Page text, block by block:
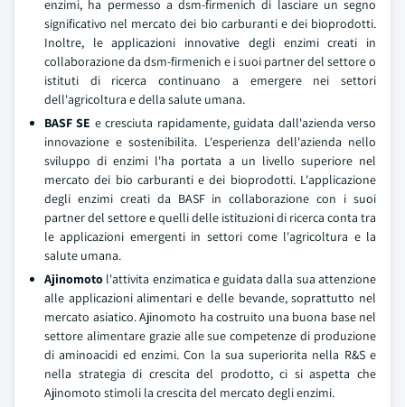
enzimi, ha permesso a dsm-firmenich di lasciare un segno
significativo nel mercato dei bio carburanti e dei bioprodotti.
Inoltre, le applicazioni innovative degli enzimi creati in
collaborazione da dsm-firmenich e i suoi partner del settore o
istituti di ricerca continuano a emergere nei settori
dell'agricoltura e della salute umana.
BASF SE e cresciuta rapidamente, guidata dall'azienda verso
innovazione e sostenibilita. L'esperienza dell'azienda nello
sviluppo di enzimi l'ha portata a un livello superiore nel
mercato dei bio carburanti e dei bioprodotti. L'applicazione
degli enzimi creati da BASF in collaborazione con i suoi
partner del settore e quelli delle istituzioni di ricerca conta tra
le applicazioni emergenti in settori come l'agricoltura e la
salute umana.
Ajinomoto l'attivita enzimatica e guidata dalla sua attenzione
alle applicazioni alimentari e delle bevande, soprattutto nel
mercato asiatico. Ajinomoto ha costruito una buona base nel
settore alimentare grazie alle sue competenze di produzione
di aminoacidi ed enzimi. Con la sua superiorita nella R&S e
nella strategia di crescita del prodotto, ci si aspetta che
Ajinomoto stimoli la crescita del mercato degli enzimi.